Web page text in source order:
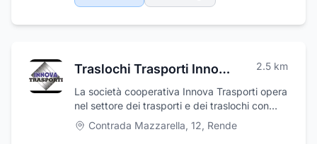
Traslochi Trasporti Innova Soc.Coop. 2.5 km
La società cooperativa Innova Trasporti opera
nel settore dei trasporti e dei traslochi con
serietà e professionalità. Presente da tempo
nel settore l'attività è diventata un punto di
Contrada Mazzarella, 12, Rende